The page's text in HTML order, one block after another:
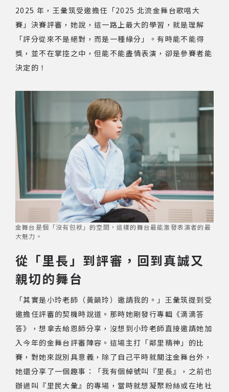
2025 年，王彙筑受邀擔任「2025 北流金舞台歌唱大
賽」決賽評審，她說，這一路上最大的學習，就是理解
「評分從來不是絕對，而是一種緣分」。有時能不能得
獎，並不在掌控之中，但能不能盡情表演，卻是參賽者能
決定的！
金舞台是個「沒有包袱」的空間，這樣的舞台最能激發表演者的最
大魅力。
從「里長」到評審，回到真誠又
親切的舞台
「其實是小玲老師（黃韻玲）邀請我的。」王彙筑提到受
邀擔任評審的契機時說道。那時她剛發行專輯《滴滴答
答》，想拿去給恩師分享，沒想到小玲老師直接邀請她加
入今年的金舞台評審陣容。這場主打「鄰里精神」的比
賽，對她來說別具意義，除了自己平時就關注金舞台外，
她還分享了一個趣事：「我有個綽號叫『里長』，之前也
辦過叫『里民大彙』的專場，當時就想凝聚粉絲或在地社
著作權及免責聲明